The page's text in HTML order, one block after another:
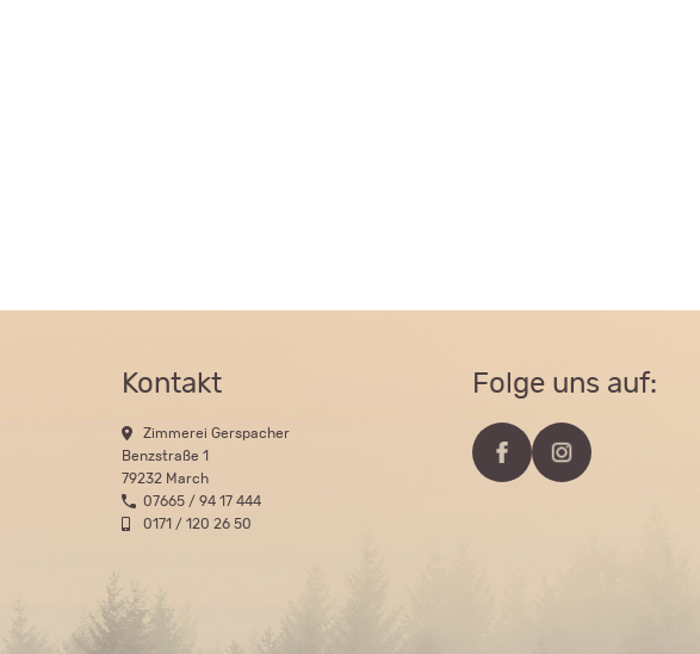
Kontakt
Zimmerei Gerspacher
Benzstraße 1
79232 March
07665 / 94 17 444
0171 / 120 26 50
Folge uns auf: